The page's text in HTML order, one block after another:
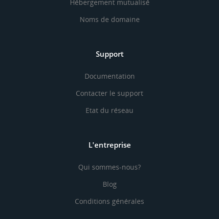
Hébergement mutualisé
Noms de domaine
Support
Documentation
Contacter le support
Etat du réseau
L'entreprise
Qui sommes-nous?
Blog
Conditions générales